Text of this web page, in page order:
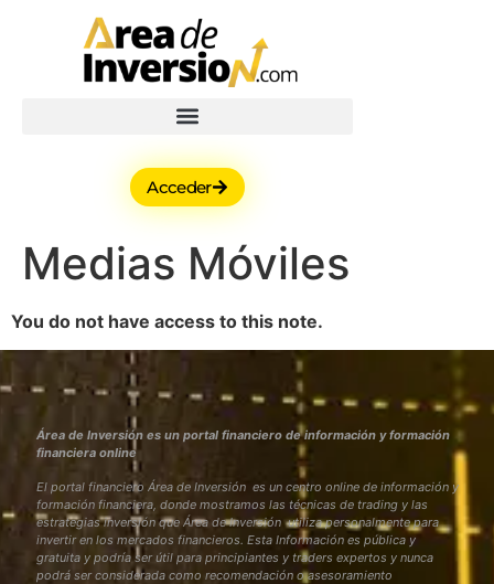
Acceder
Medias Móviles
You do not have access to this note.
Área de Inversión es un portal financiero de información y formación
financiera online
El portal financiero Área de Inversión es un centro online de información y
formación financiera, donde mostramos las técnicas de trading y las
estrategias inversión que Área de Inversión utiliza personalmente para
invertir en los mercados financieros. Esta Información es pública y
gratuita y podría ser útil para principiantes y traders expertos y nunca
podrá ser considerada como recomendación o asesoramiento